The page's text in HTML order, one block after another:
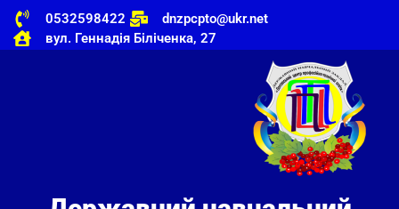
0532598422
dnzpcpto@ukr.net
вул. Геннадія Біліченка, 27